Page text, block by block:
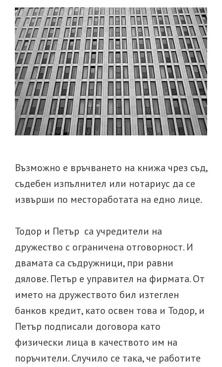
Възможно е връчването на книжа чрез съд,
съдебен изпълнител или нотариус да се
извърши по местоработата на едно лице.
Тодор и Петър са учредители на
дружество с ограничена отговорност. И
двамата са съдружници, при равни
дялове. Петър е управител на фирмата. От
името на дружеството бил изтеглен
банков кредит, като освен това и Тодор, и
Петър подписали договора като
физически лица в качеството им на
поръчители. Случило се така, че работите